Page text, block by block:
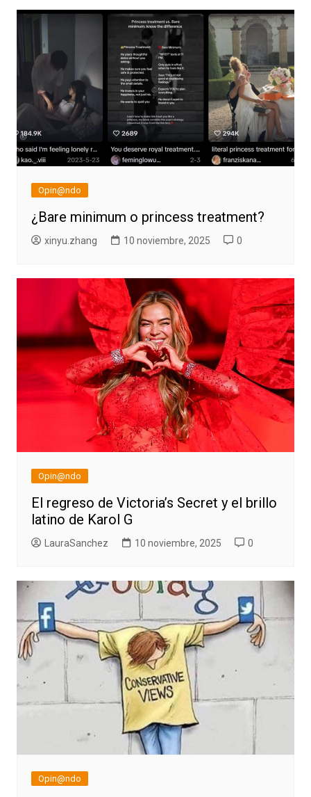
Opin@ndo
¿Bare minimum o princess treatment?
xinyu.zhang 10 noviembre, 2025 0
Opin@ndo
El regreso de Victoria’s Secret y el brillo
latino de Karol G
LauraSanchez 10 noviembre, 2025 0
Opin@ndo